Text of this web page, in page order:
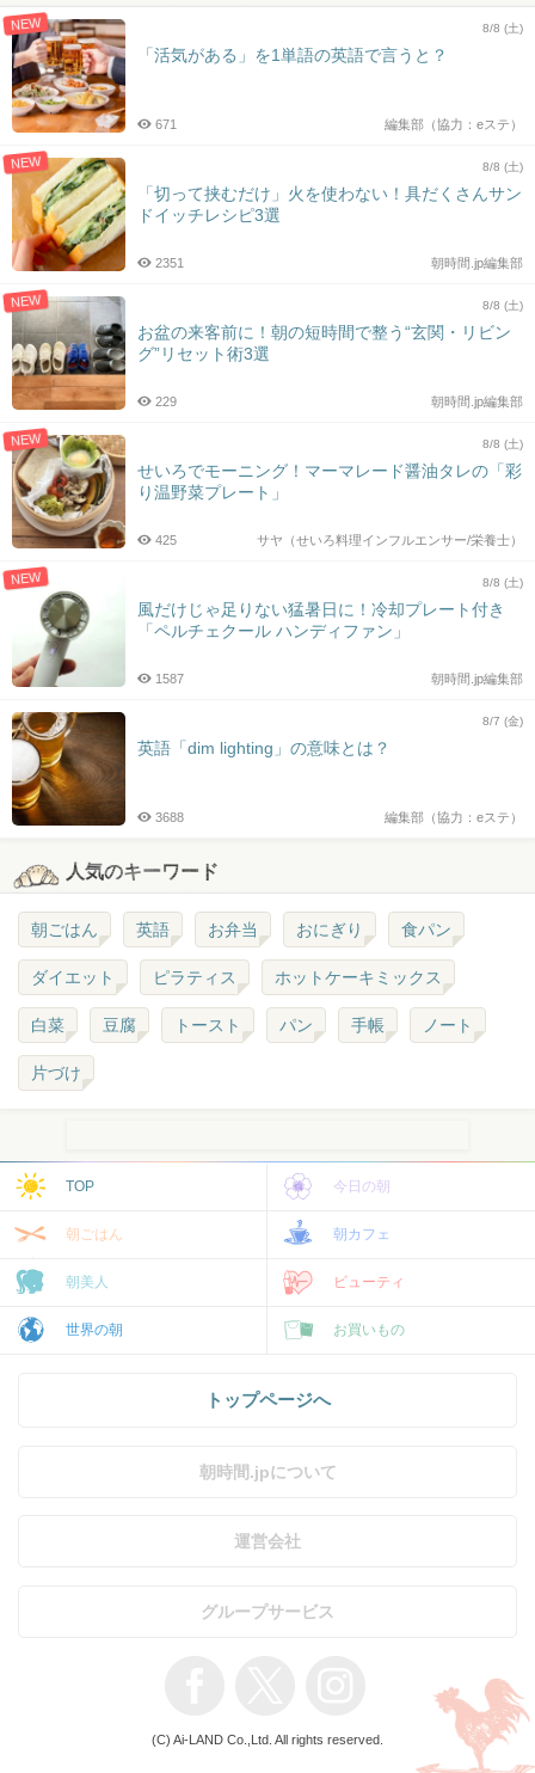
NEW 8/8 (土)
「活気がある」を1単語の英語で言うと？
編集部（協力：eステ）
671
NEW 8/8 (土)
「切って挟むだけ」火を使わない！具だくさんサン
ドイッチレシピ3選
朝時間.jp編集部
2351
NEW 8/8 (土)
お盆の来客前に！朝の短時間で整う“玄関・リビン
グ”リセット術3選
朝時間.jp編集部
229
NEW 8/8 (土)
せいろでモーニング！マーマレード醤油タレの「彩
り温野菜プレート」
サヤ（せいろ料理インフルエンサー/栄養士）
425
NEW 8/8 (土)
風だけじゃ足りない猛暑日に！冷却プレート付き
「ペルチェクール ハンディファン」
朝時間.jp編集部
1587
8/7 (金)
英語「dim lighting」の意味とは？
編集部（協力：eステ）
3688
人気のキーワード
朝ごはん 英語 お弁当 おにぎり 食パン
ダイエット ピラティス ホットケーキミックス
白菜 豆腐 トースト パン 手帳 ノート
片づけ
TOP 今日の朝
朝ごはん 朝カフェ
朝美人 ビューティ
世界の朝 お買いもの
トップページへ
朝時間.jpについて
運営会社
グループサービス
(C) Ai-LAND Co.,Ltd. All rights reserved.